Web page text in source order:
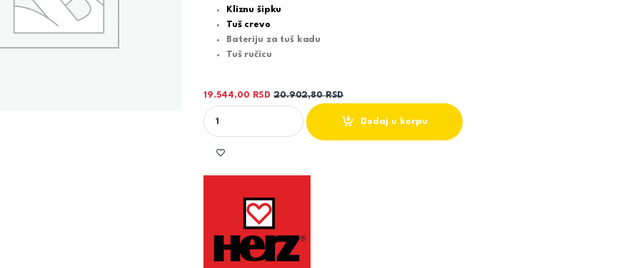
Kliznu šipku
Tuš crevo
Bateriju za tuš kadu
Tuš ručicu
19.544,00 RSD 20.902,80RSD
SET ZA TUŠ KADU I LAVABO INFINITY I103 00070 HERZ UNITAS quantity
Dodaj u korpu